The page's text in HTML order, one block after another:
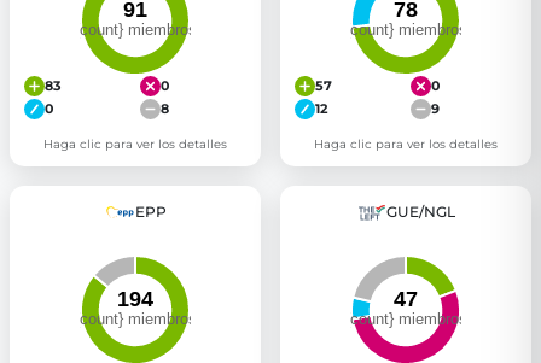
83
0
0
8
Haga clic para ver los detalles
57
0
12
9
Haga clic para ver los detalles
EPP GUE/NGL